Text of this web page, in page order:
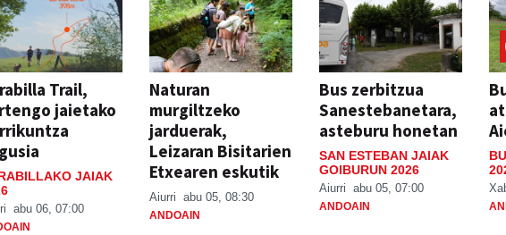
Trail,
jaietako
JAIAK
abu 06, 07:00
Naturan
murgiltzeko
jarduerak,
Leizaran Bisitarien
Etxearen eskutik
Aiurri abu 05, 08:30
ANDOAIN
Bus zerbitzua
Sanestebanetara,
asteburu honetan
SAN ESTEBAN JAIAK
GOIBURUN 2026
Aiurri abu 05, 07:00
ANDOAIN